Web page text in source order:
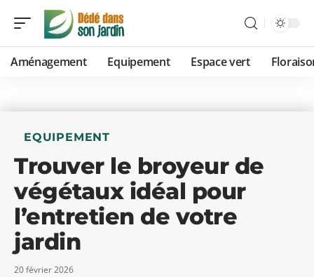
Aménagement Equipement Espace vert
EQUIPEMENT
Trouver le broyeur de
végétaux idéal pour
l’entretien de votre
jardin
20 février 2026